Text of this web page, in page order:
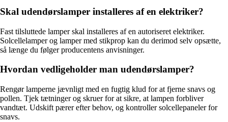
Skal udendørslamper installeres af en elektriker?
Fast tilsluttede lamper skal installeres af en autoriseret elektriker.
Solcellelamper og lamper med stikprop kan du derimod selv opsætte,
så længe du følger producentens anvisninger.
Hvordan vedligeholder man udendørslamper?
Rengør lamperne jævnligt med en fugtig klud for at fjerne snavs og
pollen. Tjek tætninger og skruer for at sikre, at lampen forbliver
vandtæt. Udskift pærer efter behov, og kontroller solcellepaneler for
snavs.